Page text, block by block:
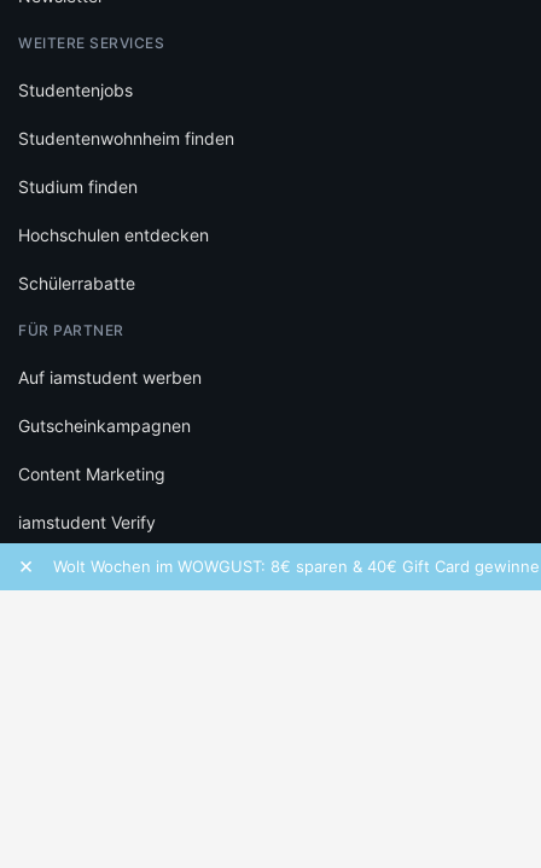
×Wolt Wochen im WOWGUST: 8€ sparen & 40€ Gift Card gewinnen!
WEITERE SERVICES
Studentenjobs
Studentenwohnheim finden
Studium finden
Hochschulen entdecken
Schülerrabatte
FÜR PARTNER
Auf iamstudent werben
Gutscheinkampagnen
Content Marketing
iamstudent Verify